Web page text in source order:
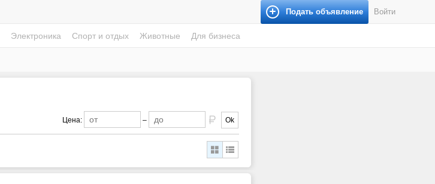
Подать объявление Войти
Электроника Спорт и отдых Животные Для бизнеса
Цена: – Ok